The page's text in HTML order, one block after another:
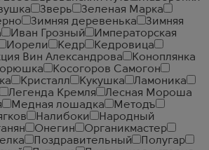
Зверь
Зеленая Марка
Зимняя деревенька
Зимняя
Иван Грозный
Императорская
Иорели Кедр
Кедровица
Вин Александрова
Коноплянка
Косогоров Самогон
Кристалл Кукушка
Ламоника
Легенда Кремля
Лесная Мороша
Медная лошадка
Методъ
Налибоки
Народный
Онегин
Органикмастер
Поздравительный
Полугар